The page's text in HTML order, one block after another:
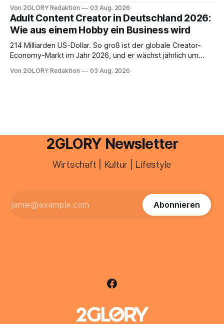
Drogerie – mehr ist zeitlich oft nicht drin. Dabei reagiert die
Haut empfindlich auf Stress, Schlafmangel und
Umwelteinflüsse: Sie wirkt müde, spannt oder neigt zu
Unreinheiten. Professionelle
Von 2GLORY Redaktion 03 Aug. 2026
Adult Content Creator in Deutschland 2026:
Wie aus einem Hobby ein Business wird
214 Milliarden US-Dollar. So groß ist der globale Creator-
Economy-Markt im Jahr 2026, und er wächst jährlich um
ist längst ein ernstzunehmender Wirtschaftszweig. Weltweit
Von 2GLORY Redaktion 03 Aug. 2026
2GLORY Newsletter
Wirtschaft | Kultur | Lifestyle
Abonnieren